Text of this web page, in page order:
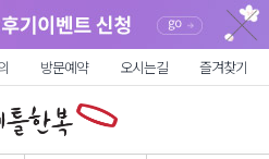
방문예약 오시는길 즐겨찾기